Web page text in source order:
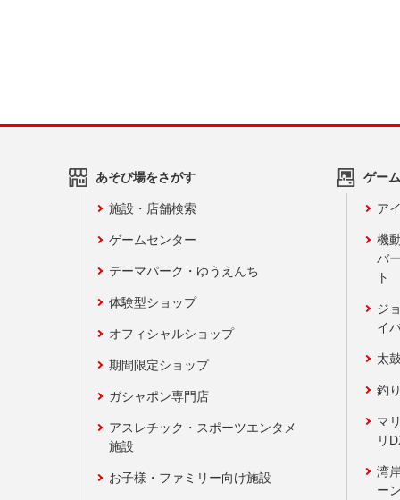
あそび場をさがす
施設・店舗検索
ゲームセンター
テーマパーク・ゆうえんち
体験型ショップ
オフィシャルショップ
期間限定ショップ
ガシャポン専門店
アスレチック・スポーツエンタメ
施設
お子様・ファミリー向け施設
ゲー
ア
機
バ
ト
ジ
イ
太
釣
マ
リ
湾
ー